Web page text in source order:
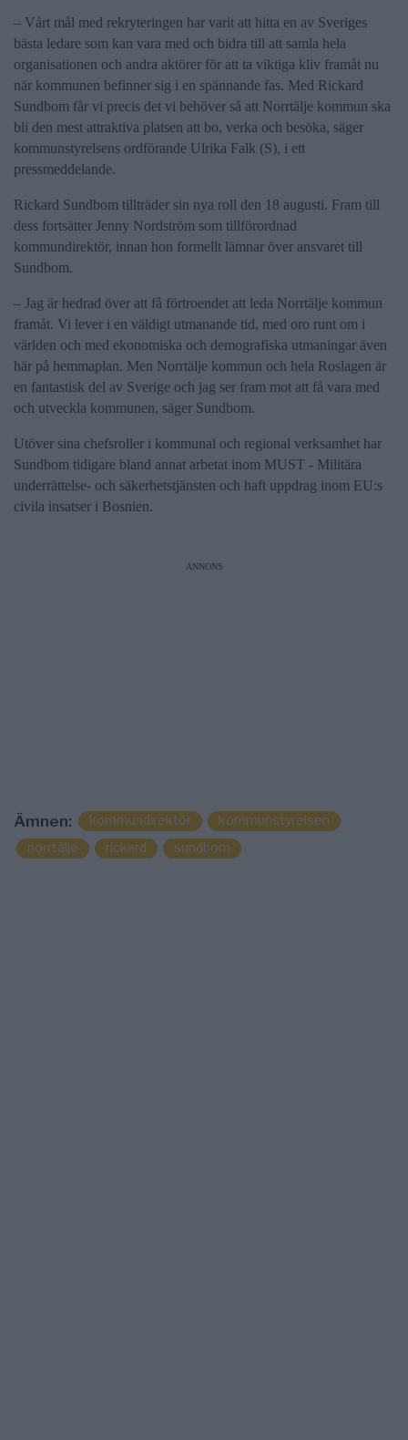
– Vårt mål med rekryteringen har varit att hitta en av Sveriges
bästa ledare som kan vara med och bidra till att samla hela
organisationen och andra aktörer för att ta viktiga kliv framåt nu
när kommunen befinner sig i en spännande fas. Med Rickard
Sundbom får vi precis det vi behöver så att Norrtälje kommun ska
bli den mest attraktiva platsen att bo, verka och besöka, säger
kommunstyrelsens ordförande Ulrika Falk (S), i ett
pressmeddelande.
Rickard Sundbom tillträder sin nya roll den 18 augusti. Fram till
dess fortsätter Jenny Nordström som tillförordnad
kommundirektör, innan hon formellt lämnar över ansvaret till
Sundbom.
– Jag är hedrad över att få förtroendet att leda Norrtälje kommun
framåt. Vi lever i en väldigt utmanande tid, med oro runt om i
världen och med ekonomiska och demografiska utmaningar även
här på hemmaplan. Men Norrtälje kommun och hela Roslagen är
en fantastisk del av Sverige och jag ser fram mot att få vara med
och utveckla kommunen, säger Sundbom.
Utöver sina chefsroller i kommunal och regional verksamhet har
Sundbom tidigare bland annat arbetat inom MUST - Militära
underrättelse- och säkerhetstjänsten och haft uppdrag inom EU:s
civila insatser i Bosnien.
ANNONS
Ämnen: kommundirektör
kommunstyrelsen
norrtälje
rickard sundbom